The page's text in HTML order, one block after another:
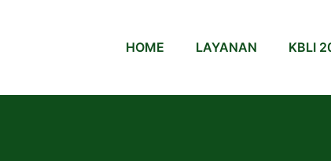
HOME LAYANAN KBLI